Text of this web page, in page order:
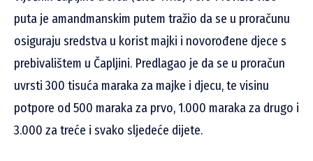
puta je amandmanskim putem tražio da se u proračunu
osiguraju sredstva u korist majki i novorođene djece s
prebivalištem u Čapljini. Predlagao je da se u proračun
uvrsti 300 tisuća maraka za majke i djecu, te visinu
potpore od 500 maraka za prvo, 1.000 maraka za drugo i
3.000 za treće i svako sljedeće dijete.